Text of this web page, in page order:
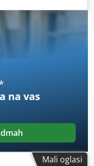
0–360° i kutom
s 8 utora te C-os
i fleksibilnost.
x 455 mm i duljine
Tok
na vas
Mali oglasi